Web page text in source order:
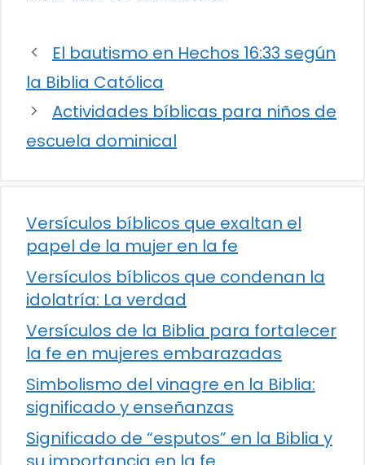
El bautismo en Hechos 16:33 según
la Biblia Católica
Actividades bíblicas para niños de
escuela dominical
Versículos bíblicos que exaltan el
papel de la mujer en la fe
Versículos bíblicos que condenan la
idolatría: La verdad
Versículos de la Biblia para fortalecer
la fe en mujeres embarazadas
Simbolismo del vinagre en la Biblia:
significado y enseñanzas
Significado de “esputos” en la Biblia y